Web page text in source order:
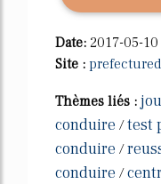
Date: 2017-05-
Site :
Thèmes liés :
conduire /test
conduire /
conduire /